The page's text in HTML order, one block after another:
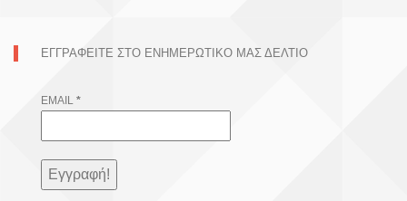
ΕΓΓΡΑΦΕΊΤΕ ΣΤΟ ΕΝΗΜΕΡΩΤΙΚΌ ΜΑΣ ΔΕΛΤΊΟ
EMAIL *